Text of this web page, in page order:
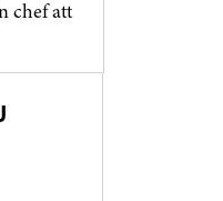
chef att